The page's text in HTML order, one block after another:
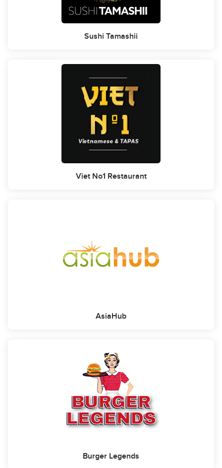
Sushi Tamashii
Viet No1 Restaurant
AsiaHub
Burger Legends